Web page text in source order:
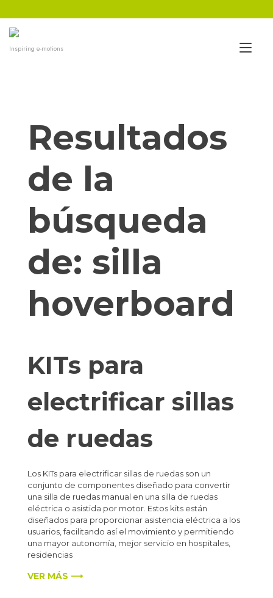
al
contenido
Inspiring e-motions
Resultados
de la
búsqueda
de: silla
hoverboard
KITs para
electrificar sillas
de ruedas
Los KITs para electrificar sillas de ruedas son un
conjunto de componentes diseñado para convertir
una silla de ruedas manual en una silla de ruedas
eléctrica o asistida por motor. Estos kits están
diseñados para proporcionar asistencia eléctrica a los
usuarios, facilitando así el movimiento y permitiendo
una mayor autonomía, mejor servicio en hospitales,
residencias
VER MÁS ⟶